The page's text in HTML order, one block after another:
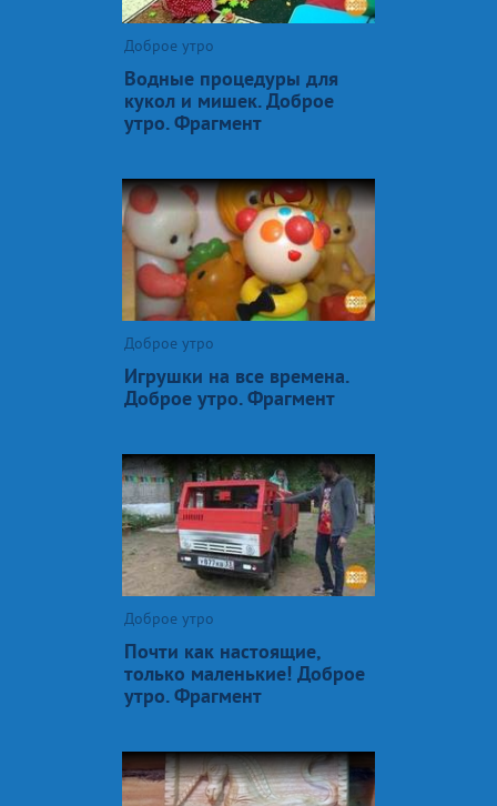
Доброе утро
Водные процедуры для
кукол и мишек. Доброе
утро. Фрагмент
Доброе утро
Игрушки на все времена.
Доброе утро. Фрагмент
Доброе утро
Почти как настоящие,
только маленькие! Доброе
утро. Фрагмент